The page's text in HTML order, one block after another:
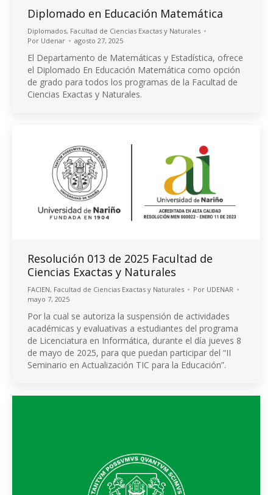
Diplomado en Educación Matemática
Diplomados, Facultad de Ciencias Exactas y Naturales
Por Udenar agosto 27, 2025
El Departamento de Matemáticas y Estadística, ofrece
el Diplomado En Educación Matemática como opción
de grado para todos los programas de la Facultad de
Ciencias Exactas y Naturales.
Resolución 013 de 2025 Facultad de
Ciencias Exactas y Naturales
FACIEN, Facultad de Ciencias Exactas y Naturales Por UDENAR
mayo 7, 2025
Por la cual se autoriza la suspensión de actividades
académicas y evaluativas a estudiantes del programa
de Licenciatura en Informática, durante el día jueves 8
de mayo de 2025, para que puedan participar del “II
Seminario en Actualización TIC para la Educación”.